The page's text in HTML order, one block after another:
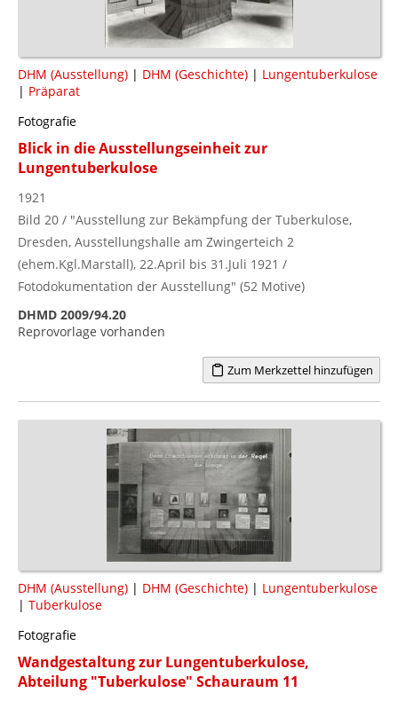
DHM (Ausstellung) | DHM (Geschichte) | Lungentuberkulose
| Präparat
Fotografie
Blick in die Ausstellungseinheit zur
Lungentuberkulose
1921
Bild 20 / "Ausstellung zur Bekämpfung der Tuberkulose,
Dresden, Ausstellungshalle am Zwingerteich 2
(ehem.Kgl.Marstall), 22.April bis 31.Juli 1921 /
Fotodokumentation der Ausstellung" (52 Motive)
DHMD 2009/94.20
Reprovorlage vorhanden
Zum Merkzettel hinzufügen
DHM (Ausstellung) | DHM (Geschichte) | Lungentuberkulose
| Tuberkulose
Fotografie
Wandgestaltung zur Lungentuberkulose,
Abteilung "Tuberkulose" Schauraum 11